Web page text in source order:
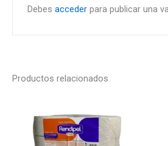
Debesacceder para publicar una
Productos relacionados